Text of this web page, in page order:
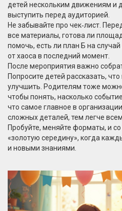
детей нескольким движениям и
выступить перед аудиторией.
Не забывайте про чек‑лист.
все материалы, готова ли
помочь, есть ли план Б на
от хаоса в последний момент.
После мероприятия важно
Попросите детей рассказать,
улучшить. Родителям тоже
чтобы понять, насколько
что самое главное в
сложных деталей, тем легче
Пробуйте, меняйте форматы, и
«золотую середину», когда
и новыми знаниями.